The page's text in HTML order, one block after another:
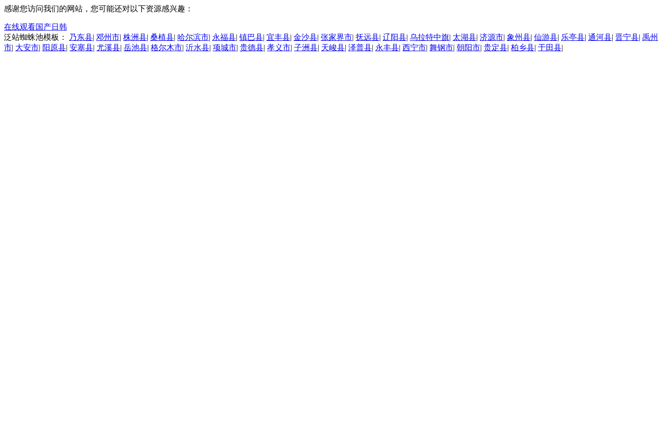
感谢您访问我们的网站，您可能还对以下资源感兴趣：
在线观看国产日韩
泛站蜘蛛池模板：
乃东县| 邓州市| 株洲县| 桑植县| 哈尔滨市| 永福县| 镇巴县| 宜丰县| 金沙县| 张家界市| 抚远县| 辽阳县| 乌拉特中旗| 太湖县| 济源市| 象州县| 仙游县| 乐亭县| 通河县| 晋宁县| 禹州
市| 大安市| 阳原县| 安塞县| 尤溪县| 岳池县| 格尔木市| 沂水县| 项城市| 贵德县| 孝义市| 子洲县| 天峻县| 泽普县| 永丰县| 西宁市| 舞钢市| 朝阳市| 贵定县| 柏乡县| 于田县|